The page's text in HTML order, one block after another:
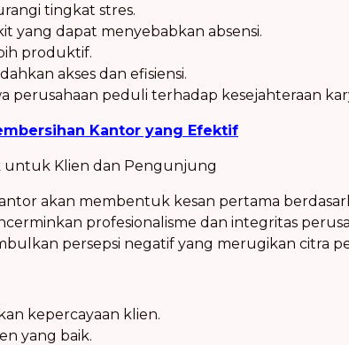
tingkat stres.
yang dapat menyebabkan absensi.
produktif.
akses dan efisiensi.
perusahaan peduli terhadap kesejahteraan
Kantor yang Efektif
untuk Klien dan Pengunjung
akan membentuk kesan pertama
profesionalisme dan integritas
persepsi negatif yang merugikan citra
kepercayaan klien.
yang baik.